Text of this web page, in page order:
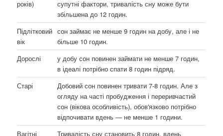
років)
супутні фактори, тривалість сну може бути
збільшена до 12 годин.
Підлітковий
вік
сон займає не менше 9 годин на добу, але і не
більше 10 годин.
Дорослі
у добу сон повинен займати не менше 7 годин,
в ідеалі потрібно спати 8 годин підряд.
Старі
Добовий сон повинен тривати 7-8 годин. Але з
огляду на часті пробудження і переривчастий
сон (вікова особливість), обов'язково потрібно
відпочивати вдень — не менше 1 години.
Вагітні
Тривалість сну становить 8 годин, вдень